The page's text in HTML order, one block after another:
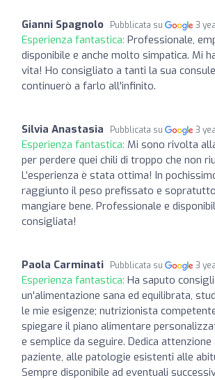
Gianni Spagnolo Pubblicata su 3
Esperienza fantastica: Professionale,
disponibile e anche molto simpatica. Mi
vita! Ho consigliato a tanti la sua
continuerò a farlo all'infinito.
Silvia Anastasia Pubblicata su 3
Esperienza fantastica: Mi sono rivolta
per perdere quei chili di troppo che non
L’esperienza è stata ottima! In
raggiunto il peso prefissato e
mangiare bene. Professionale e
consigliata!
Paola Carminati Pubblicata su 3
Esperienza fantastica: Ha saputo
un'alimentazione sana ed equilibrata,
le mie esigenze; nutrizionista
spiegare il piano alimentare
e semplice da seguire. Dedica
paziente, alle patologie esistenti alle
Sempre disponibile ad eventuali